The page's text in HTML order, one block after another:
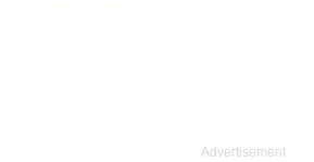
Advertisement